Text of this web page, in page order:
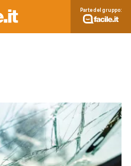
Parte del gruppo: